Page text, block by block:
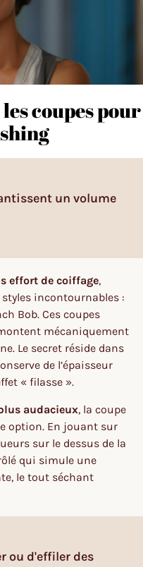
coupes pour
un volume
effort de coiffage,
incontournables :
Bob. Ces coupes
mécaniquement
Le secret réside dans
de l’épaisseur
« filasse ».
audacieux, la coupe
option. En jouant sur
sur le dessus de la
qui simule une
le tout séchant
ou d'effiler des